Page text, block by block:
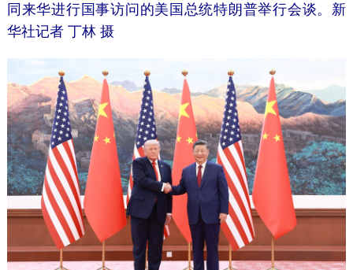
同来华进行国事访问的美国总统特朗普举行会谈。新
华社记者 丁林 摄